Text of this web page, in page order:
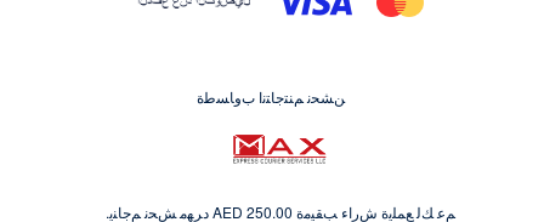
ﻦﺸﺤﻧ ﻢﻨﺘﺟﺎﺘﻧﺍ ﺏﻭﺎﺴﻃﺓ
ﻢﻋ ﻚﻟ ﻊﻤﻠﻳﺓ ﺵﺭﺍﺀ ﺐﻘﻴﻣﺓ AED 250.00 ﺩﺮﻬﻣ ﺶﺤﻧ ﻢﺟﺎﻨﻳ.